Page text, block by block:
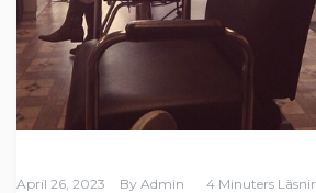
April 26, 2023 By Admin 4 Minuters